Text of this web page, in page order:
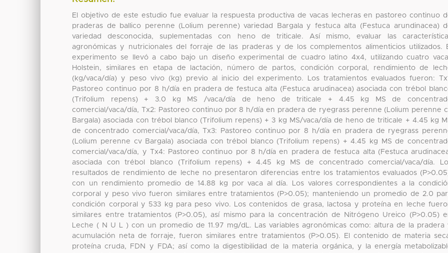
El objetivo de este estudio fue evaluar la respuesta productiva de vacas lecheras en pastoreo continuo
praderas de ballico perenne (Lolium perenne) variedad Bargala y festuca alta (Festuca arundinacea)
variedad desconocida, suplementadas con heno de triticale. Así mismo, evaluar las
agronómicas y nutricionales del forraje de las praderas y de los complementos alimenticios utilizados.
experimento se llevó a cabo bajo un diseño experimental de cuadro latino 4x4, utilizando cuatro
Holstein, similares en etapa de lactación, número de partos, condición corporal, rendimiento de
(kg/vaca/día) y peso vivo (kg) previo al inicio del experimento. Los tratamientos evaluados fueron:
Pastoreo continuo por 8 h/día en pradera de festuca alta (Festuca arudinacea) asociada con trébol
(Trifolium repens) + 3.0 kg MS /vaca/día de heno de triticale + 4.45 kg MS de
comercial/vaca/día, Tx2: Pastoreo continuo por 8 h/día en pradera de ryegrass perenne (Lolium perenne
Bargala) asociada con trébol blanco (Trifolium repens) + 3 kg MS/vaca/día de heno de triticale + 4.45 kg
de concentrado comercial/vaca/día, Tx3: Pastoreo continuo por 8 h/día en pradera de ryegrass
(Lolium perenne cv Bargala) asociada con trébol blanco (Trifolium repens) + 4.45 kg MS de
comercial/vaca/día, y Tx4: Pastoreo continuo por 8 h/día en pradera de festuca alta (Festuca
asociada con trébol blanco (Trifolium repens) + 4.45 kg MS de concentrado comercial/vaca/día.
resultados de rendimiento de leche no presentaron diferencias entre los tratamientos evaluados
con un rendimiento promedio de 14.88 kg por vaca al día. Los valores correspondientes a la
corporal y peso vivo fueron similares entre tratamientos (P>0.05); manteniendo un promedio de 2.0
condición corporal y 533 kg para peso vivo. Los contenidos de grasa, lactosa y proteína en leche
similares entre tratamientos (P>0.05), así mismo para la concentración de Nitrógeno Ureico (P>0.05)
Leche ( N U L ) con un promedio de 11.97 mg/dL. Las variables agronómicas como: altura de la pradera
acumulación neta de forraje, fueron similares entre tratamientos (P>0.05). El contenido de materia
proteína cruda, FDN y FDA; así como la digestibilidad de la materia orgánica, y la energía